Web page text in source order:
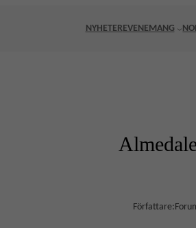
NYHETEREVENEMANG
Författare: